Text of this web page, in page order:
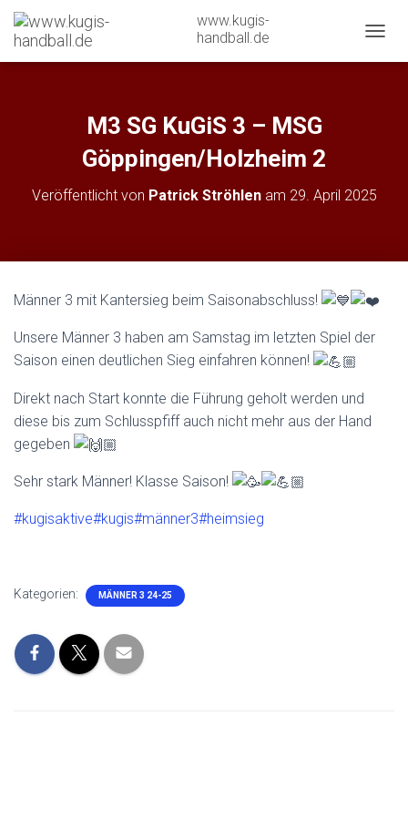
www.kugis-
handball.de
A
N
A
T
M3 SG KuGiS 3 – MSG
Göppingen/Holzheim 2
Veröffentlicht von Patrick Ströhlenam 29. April 2025
Männer 3 mit Kantersieg beim Saisonabschluss!
Unsere Männer 3 haben am Samstag im letzten Spiel der
Saison einen deutlichen Sieg einfahren können!
Direkt nach Start konnte die Führung geholt werden und
diese bis zum Schlusspfiff auch nicht mehr aus der Hand
gegeben
Sehr stark Männer! Klasse Saison!
#kugisaktive#kugis#männer3#heimsieg
Kategorien: MÄNNER 3 24-25